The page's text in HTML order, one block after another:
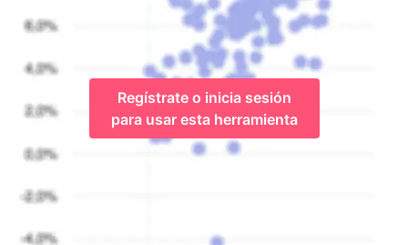
Regístrate o inicia sesión
para usar esta herramienta